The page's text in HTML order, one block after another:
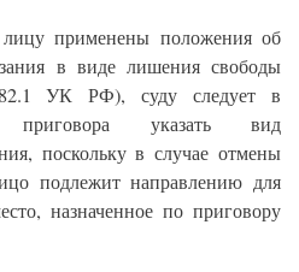
применены положения об
в виде лишения свободы
УК РФ), суду следует в
приговора указать вид
поскольку в случае отмены
подлежит направлению для
назначенное по приговору